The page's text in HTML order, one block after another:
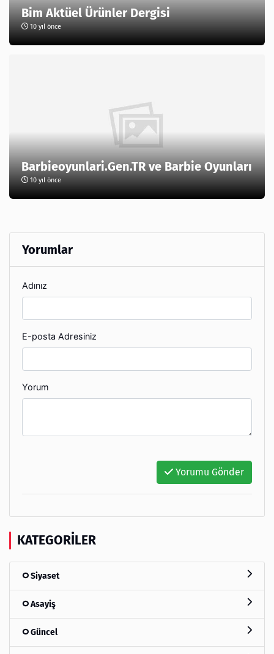
Bim Aktüel Ürünler Dergisi
10 yıl önce
Barbieoyunlari.Gen.TR ve Barbie Oyunları
10 yıl önce
Yorumlar
Adınız
E-posta Adresiniz
Yorum
Yorumu Gönder
KATEGORILER
Siyaset
Asayiş
Güncel